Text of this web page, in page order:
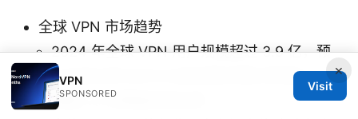
全球 VPN 市场趋势
2024 年全球 VPN 用户规模超过 3.9 亿，预
计未来五年以约12%的年复合增长率增长。
免费版 vs 付费版的转化率
×
VPN
SPONSORED
Visit